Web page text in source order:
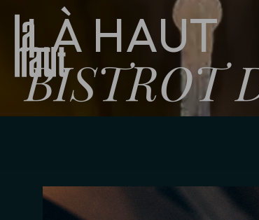
LÀ HAUT
BISTROT